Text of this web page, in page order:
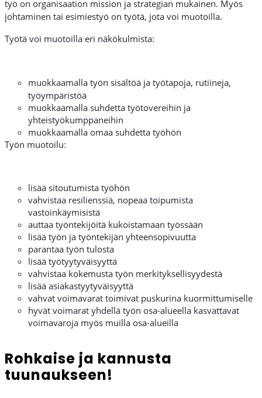
työ on organisaation mission ja strategian mukainen. Myös
johtaminen tai esimiestyö on työtä, jota voi muotoilla.
Työtä voi muotoilla eri näkökulmista:
muokkaamalla työn sisältöä ja työtapoja, rutiineja,
työympäristöä
muokkaamalla suhdetta työtovereihin ja
yhteistyökumppaneihin
muokkaamalla omaa suhdetta työhön
Työn muotoilu:
lisää sitoutumista työhön
vahvistaa resilienssiä, nopeaa toipumista
vastoinkäymisistä
auttaa työntekijöitä kukoistamaan työssään
lisää työn ja työntekijän yhteensopivuutta
parantaa työn tulosta
lisää työtyytyväisyyttä
vahvistaa kokemusta työn merkityksellisyydestä
lisää asiakastyytyväisyyttä
vahvat voimavarat toimivat puskurina kuormittumiselle
hyvät voimarat yhdellä työn osa-alueella kasvattavat
voimavaroja myös muilla osa-alueilla
Rohkaise ja kannusta
tuunaukseen!